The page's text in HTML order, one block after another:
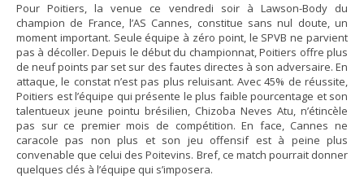
Pour Poitiers, la venue ce vendredi soir à Lawson-Body du
champion de France, l’AS Cannes, constitue sans nul doute, un
moment important. Seule équipe à zéro point, le SPVB ne parvient
pas à décoller. Depuis le début du championnat, Poitiers offre plus
de neuf points par set sur des fautes directes à son adversaire. En
attaque, le constat n’est pas plus reluisant. Avec 45% de réussite,
Poitiers est l’équipe qui présente le plus faible pourcentage et son
talentueux jeune pointu brésilien, Chizoba Neves Atu, n’étincèle
pas sur ce premier mois de compétition. En face, Cannes ne
caracole pas non plus et son jeu offensif est à peine plus
convenable que celui des Poitevins. Bref, ce match pourrait donner
quelques clés à l’équipe qui s’imposera.